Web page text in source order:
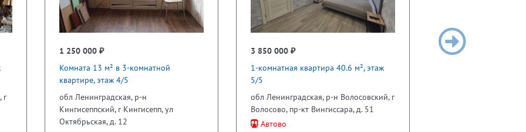
г
1 250 000 ₽
Комната 13 м² в 3-комнатной
квартире, этаж 4/5
обл Ленинградская, р-н
Кингисеппский, г Кингисепп, ул
Октябрьская, д. 12
3 850 000 ₽
1-комнатная квартира 40.6 м², этаж
5/5
обл Ленинградская, р-н Волосовский, г
Волосово, пр-кт Вингиссара, д. 51
Автово